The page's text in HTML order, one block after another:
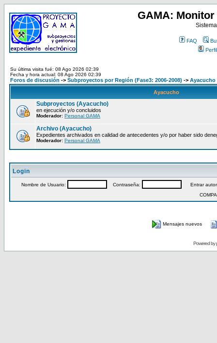
GAMA:
FAQ
Perfil
Su última visita fué: 08 Ago 2026 02:39
Fecha y hora actual: 08 Ago 2026 02:39
Foros de discusión -> Subproyectos por Región (Fase3: 2006-2008) -> Ayacucho
Ayacucho
Subproyectos (Ayacucho)
en ejecución y/o concluidos
Moderador: Personal GAMA
Archivo (Ayacucho)
Expedientes archivados en calidad de antecedentes y/o por haber sido
Moderador: Personal GAMA
Login
Nombre de Usuario: Contraseña:
Entrar
Mensajes nuevos
Powered by